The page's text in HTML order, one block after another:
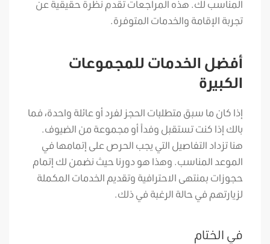
المناسب لك. هذه المراجعات تقدم نظرة حقيقية عن
تجربة الإقامة والخدمات المتوفرة.
أفضل الخدمات للمجموعات
الكبيرة
إذا كان ما سبق متطلبات الحجز لفرد أو عائلة واحدة، فما
بالك إذا كنت تستقبل وفداً أو مجموعة من الضيوف.
هنا تزداد التفاصيل التي يجب الحرص على إتمامها في
الموعد المناسب. وهذا هو دورنا حيث نضمن لك إتمام
حجوزات بمنتهى الاحترافية وتقديم الخدمات المكملة
لزيارتهم في حالة الرغبة في ذلك.
في الختام